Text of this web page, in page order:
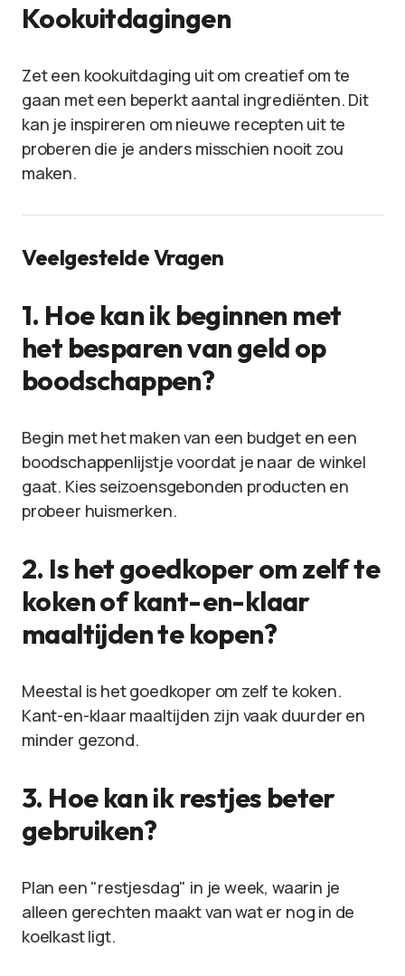
Kookuitdagingen
Zet een kookuitdaging uit om creatief om te
gaan met een beperkt aantal ingrediënten. Dit
kan je inspireren om nieuwe recepten uit te
proberen die je anders misschien nooit zou
maken.
Veelgestelde Vragen
1. Hoe kan ik beginnen met
het besparen van geld op
boodschappen?
Begin met het maken van een budget en een
boodschappenlijstje voordat je naar de winkel
gaat. Kies seizoensgebonden producten en
probeer huismerken.
2. Is het goedkoper om zelf te
koken of kant-en-klaar
maaltijden te kopen?
Meestal is het goedkoper om zelf te koken.
Kant-en-klaar maaltijden zijn vaak duurder en
minder gezond.
3. Hoe kan ik restjes beter
gebruiken?
Plan een "restjesdag" in je week, waarin je
alleen gerechten maakt van wat er nog in de
koelkast ligt.